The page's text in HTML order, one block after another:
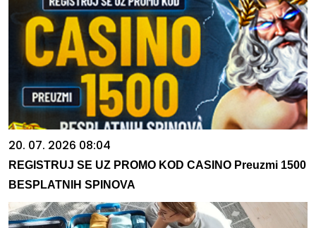
20. 07. 2026 08:04
REGISTRUJ SE UZ PROMO KOD CASINO Preuzmi 1500
BESPLATNIH SPINOVA